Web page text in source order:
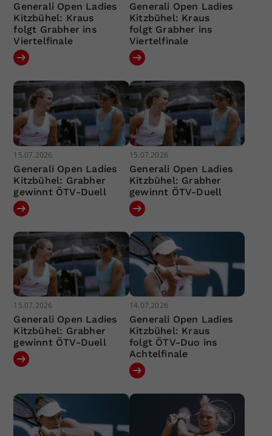
Generali Open Ladies
Kitzbühel: Kraus
folgt Grabher ins
Viertelfinale
Generali Open Ladies
Kitzbühel: Kraus
folgt Grabher ins
Viertelfinale
15.07.2026
Generali Open Ladies
Kitzbühel: Grabher
gewinnt ÖTV-Duell
15.07.2026
Generali Open Ladies
Kitzbühel: Grabher
gewinnt ÖTV-Duell
15.07.2026
Generali Open Ladies
Kitzbühel: Grabher
gewinnt ÖTV-Duell
14.07.2026
Generali Open Ladies
Kitzbühel: Kraus
folgt ÖTV-Duo ins
Achtelfinale